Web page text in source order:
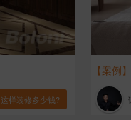
这样装修多少钱?
【案例】